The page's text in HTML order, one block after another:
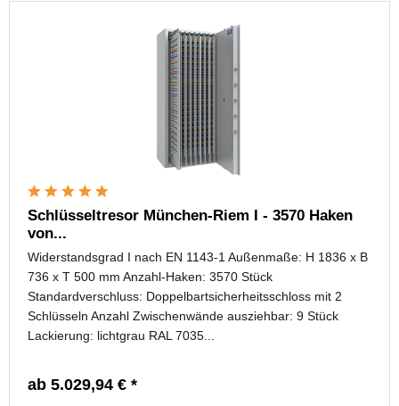
Schlüsseltresor München-Riem I - 3570 Haken
von...
Widerstandsgrad I nach EN 1143-1 Außenmaße: H 1836 x B
736 x T 500 mm Anzahl-Haken: 3570 Stück
Standardverschluss: Doppelbartsicherheitsschloss mit 2
Schlüsseln Anzahl Zwischenwände ausziehbar: 9 Stück
Lackierung: lichtgrau RAL 7035...
ab 5.029,94 € *